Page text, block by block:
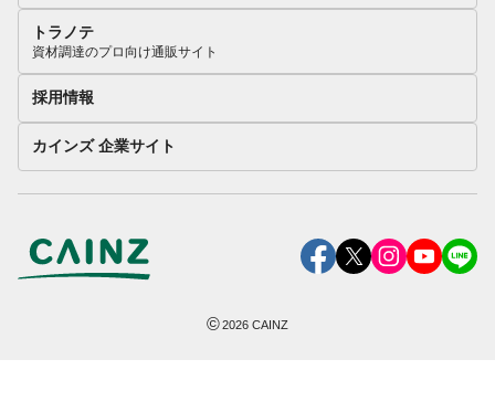
トラノテ
資材調達のプロ向け通販サイト
採用情報
カインズ 企業サイト
©2026 CAINZ